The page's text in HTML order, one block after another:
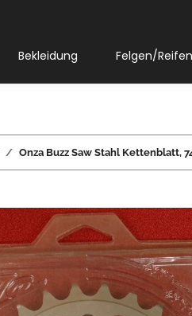
Bekleidung Felgen/Reifen
Onza Buzz Saw Stahl Kettenblatt,